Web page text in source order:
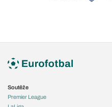
Soutěže
Premier League